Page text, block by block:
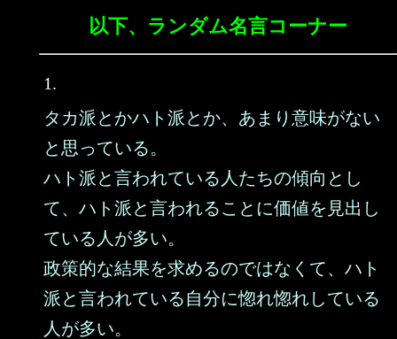
以下、ランダム名言コーナー
1.
タカ派とかハト派とか、あまり意味がない
と思っている。
ハト派と言われている人たちの傾向とし
て、ハト派と言われることに価値を見出し
ている人が多い。
政策的な結果を求めるのではなくて、ハト
派と言われている自分に惚れ惚れしている
人が多い。